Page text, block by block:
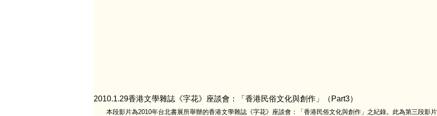
2010.1.29香港文學雜誌《字花》座談會：「香港民俗文化與創作」（Part3）
本段影片為2010年台北書展所舉辦的香港文學雜誌《字花》座談會：「香港民俗文化與創作」之紀錄。此為第三段影